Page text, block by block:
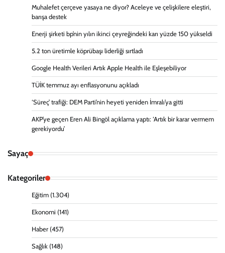
Muhalefet çerçeve yasaya ne diyor? Aceleye ve çelişkilere eleştiri,
barışa destek
Enerji şirketi bp’nin yılın ikinci çeyreğindeki karı yüzde 150 yükseldi
5.2 ton üretimle köprübaşı liderliği sırtladı
Google Health Verileri Artık Apple Health ile Eşleşebiliyor
TÜİK temmuz ayı enflasyonunu açıkladı
‘Süreç’ trafiği: DEM Parti’nin heyeti yeniden İmralı’ya gitti
AKP’ye geçen Eren Ali Bingöl açıklama yaptı: ‘Artık bir karar vermem
gerekiyordu’
Sayaç
Kategoriler
Eğitim (1.304)
Ekonomi (141)
Haber (457)
Sağlık (148)